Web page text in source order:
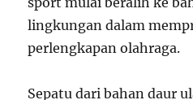
lingkungan dalam
perlengkapan olahraga.
Sepatu dari bahan daur